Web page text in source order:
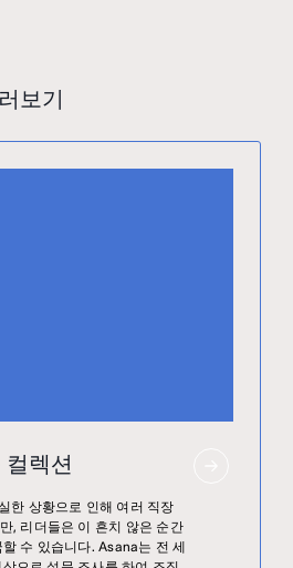
보기
렉션
한 상황으로 인해 여러 직장
, 리더들은 이 흔치 않은 순간
수 있습니다. Asana는 전 세